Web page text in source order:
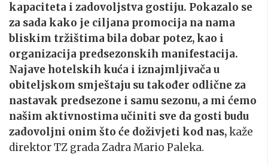
kapaciteta i zadovoljstva gostiju. Pokazalo se
za sada kako je ciljana promocija na nama
bliskim tržištima bila dobar potez, kao i
organizacija predsezonskih manifestacija.
Najave hotelskih kuća i iznajmljivača u
obiteljskom smještaju su također odlične za
nastavak predsezone i samu sezonu, a mi ćemo
našim aktivnostima učiniti sve da gosti budu
zadovoljni onim što će doživjeti kod nas,kaže
direktor TZ grada Zadra Mario Paleka.